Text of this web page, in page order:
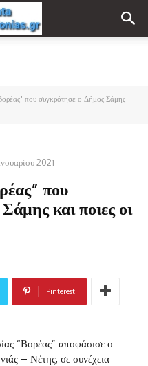
που συγκρότησε ο Δήμος Σάμης
2021
που
και ποιες οι
Pinterest
“Βορέας” αποφάσισε ο
– Νέτης, σε συνέχεια